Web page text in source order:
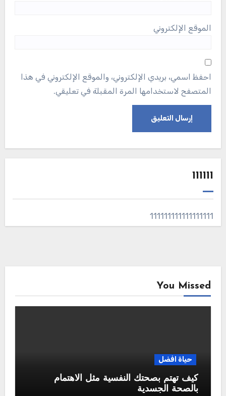
الموقع الإلكتروني
احفظ اسمي، بريدي الإلكتروني، والموقع الإلكتروني في هذا
المتصفح لاستخدامها المرة المقبلة في تعليقي.
111111
111111111111111111
You Missed
حياة افضل
كيف تهتم بصحتك النفسية مثل الاهتمام
بالصحة الجسدية